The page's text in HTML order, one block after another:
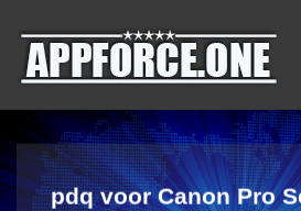
naar
pdq voor Canon Pro